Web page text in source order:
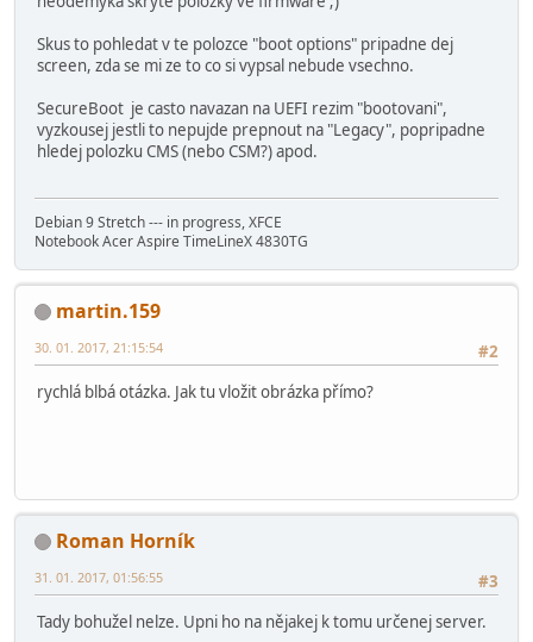
Skus to pohledat v te polozce "boot options" pripadne dej
screen, zda se mi ze to co si vypsal nebude vsechno.
SecureBoot je casto navazan na UEFI rezim "bootovani",
vyzkousej jestli to nepujde prepnout na "Legacy", popripadne
hledej polozku CMS (nebo CSM?) apod.
Debian 9 Stretch --- in progress, XFCE
Notebook Acer Aspire TimeLineX 4830TG
martin.159
#2
30. 01. 2017, 21:15:54
rychlá blbá otázka. Jak tu vložit obrázka přímo?
Roman Horník
#3
31. 01. 2017, 01:56:55
Tady bohužel nelze. Upni ho na nějakej k tomu určenej server.